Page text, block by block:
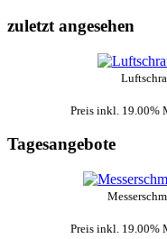
zuletzt angesehen
Preis inkl. 19.00%
Tagesangebote
Preis inkl. 19.00%